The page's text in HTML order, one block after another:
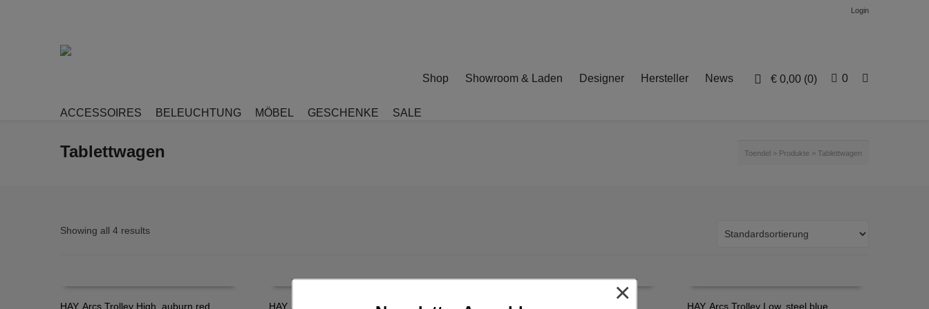
Login
€ 0,00 (0) 0
Shop Showroom & Laden Designer Hersteller News
ACCESSOIRES BELEUCHTUNG MÖBEL GESCHENKE SALE
Tablettwagen Toendel > Produkte > Tablettwagen
Showing all 4 results
HAY, Arcs Trolley High, auburn red
HAY, Arcs Trolley High, eggshell
HAY, Arcs Trolley Low, eggshell
HAY, Arcs Trolley Low, steel blue
×